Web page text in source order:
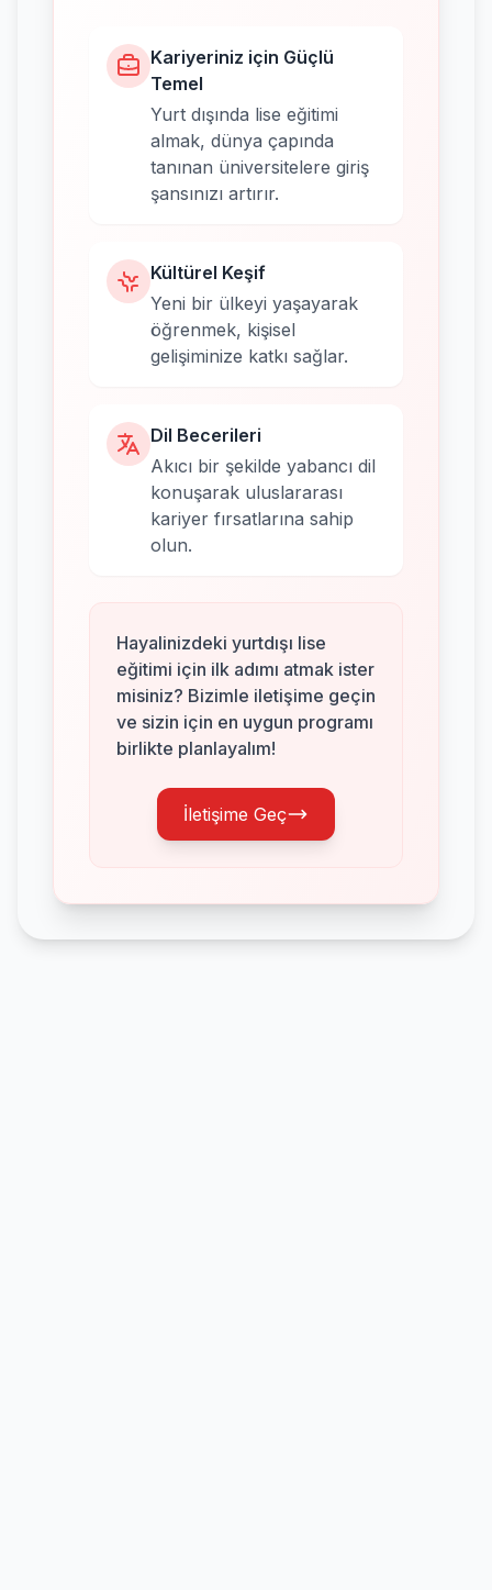
Kariyeriniz için Güçlü
Temel
Yurt dışında lise eğitimi
almak, dünya çapında
tanınan üniversitelere giriş
şansınızı artırır.
Kültürel Keşif
Yeni bir ülkeyi yaşayarak
öğrenmek, kişisel
gelişiminize katkı sağlar.
Dil Becerileri
Akıcı bir şekilde yabancı dil
konuşarak uluslararası
kariyer fırsatlarına sahip
olun.
Hayalinizdeki yurtdışı lise
eğitimi için ilk adımı atmak ister
misiniz? Bizimle iletişime geçin
ve sizin için en uygun programı
birlikte planlayalım!
İletişime Geç